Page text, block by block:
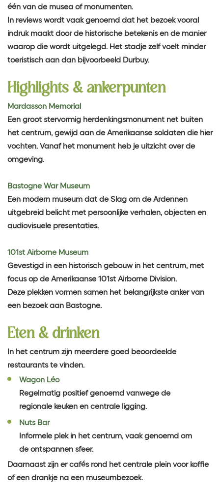
één van de musea of monumenten.
In reviews wordt vaak genoemd dat het bezoek vooral
indruk maakt door de historische betekenis en de manier
waarop die wordt uitgelegd. Het stadje zelf voelt minder
toeristisch aan dan bijvoorbeeld Durbuy.
Highlights & ankerpunten
Mardasson Memorial
Een groot stervormig herdenkingsmonument net buiten
het centrum, gewijd aan de Amerikaanse soldaten die hier
vochten. Vanaf het monument heb je uitzicht over de
omgeving.
Bastogne War Museum
Een modern museum dat de Slag om de Ardennen
uitgebreid belicht met persoonlijke verhalen, objecten en
audiovisuele presentaties.
101st Airborne Museum
Gevestigd in een historisch gebouw in het centrum, met
focus op de Amerikaanse 101st Airborne Division.
Deze plekken vormen samen het belangrijkste anker van
een bezoek aan Bastogne.
Eten & drinken
In het centrum zijn meerdere goed beoordeelde
restaurants te vinden.
Wagon Léo
Regelmatig positief genoemd vanwege de
regionale keuken en centrale ligging.
Nuts Bar
Informele plek in het centrum, vaak genoemd om
de ontspannen sfeer.
Daarnaast zijn er cafés rond het centrale plein voor koffie
of een drankje na een museumbezoek.